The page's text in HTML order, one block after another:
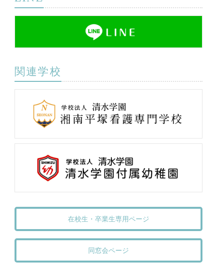
関連学校
在校生・卒業生専用ページ
同窓会ページ